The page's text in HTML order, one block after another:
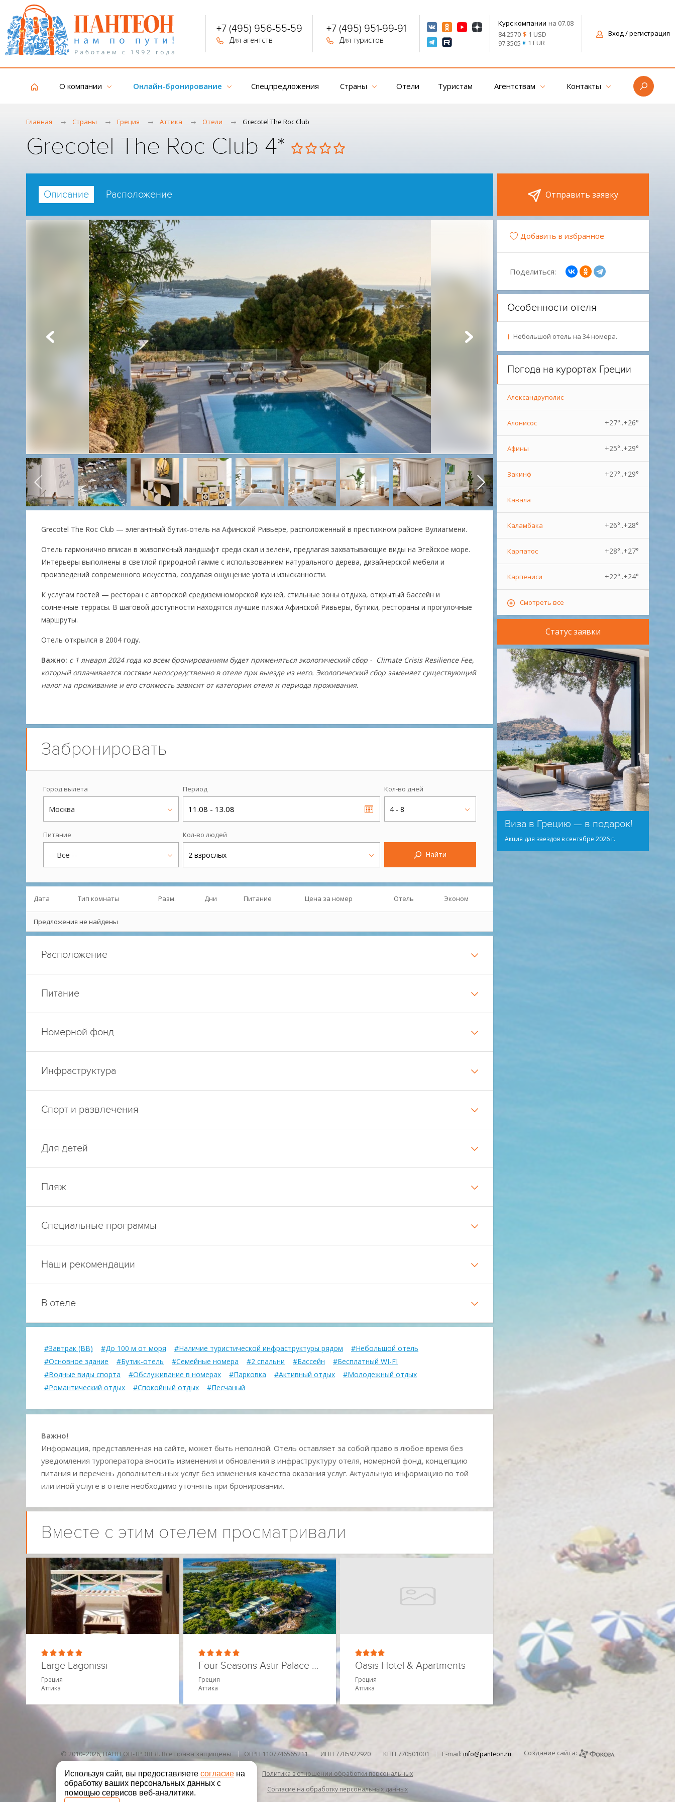
+7 (495) 956-55-59
Для агентств
+7 (495) 951-99-91
Для туристов
Курс компании на 07.08
84.2570 $ 1 USD
97.3505 €1 EUR
Вход/ регистрация
О компании Онлайн-бронирование Спецпредложения Страны Отели Туристам Агентствам Контакты
Главная Страны Греция Аттика Отели Grecotel The Roc Club
Grecotel The Roc Club 4*
Описание Расположение
Grecotel The Roc Club — элегантный бутик-отель на Афинской Ривьере, расположенный в престижном районе Вулиагмени.
Отель гармонично вписан в живописный ландшафт среди скал и зелени, предлагая захватывающие виды на Эгейское море.
Интерьеры выполнены в светлой природной гамме с использованием натурального дерева, дизайнерской мебели и
произведений современного искусства, создавая ощущение уюта и изысканности.
К услугам гостей — ресторан с авторской средиземноморской кухней, стильные зоны отдыха, открытый бассейн и
солнечные террасы. В шаговой доступности находятся лучшие пляжи Афинской Ривьеры, бутики, рестораны и прогулочные
маршруты.
Отель открылся в 2004 году.
Важно: с 1 января 2024 года ко всем бронированиям будет применяться экологический сбор - Climate Crisis Resilience Fee,
который оплачивается гостями непосредственно в отеле при выезде из него. Экологический сбор заменяет существующий
налог на проживание и его стоимость зависит от категории отеля и периода проживания.
Забронировать
Город вылета
Москва
Период
11.08 - 13.08
Кол-во дней
4 - 8
Питание
-- Все --
Кол-во людей
2 взрослых Найти
Дата Тип комнаты Разм. Дни Питание Цена за номер Отель Эконом
Предложения не найдены
Расположение
Питание
Номерной фонд
Инфраструктура
Спорт и развлечения
Для детей
Пляж
Специальные программы
Наши рекомендации
В отеле
#Завтрак (BB) #До 100 м от моря #Наличие туристической инфраструктуры рядом
#Небольшой отель
#Основное здание
#Бутик-отель #Семейные номера #2 спальни #Бассейн
#Бесплатный WI-FI
#Водные виды спорта
#Обслуживание в номерах #Парковка #Активный отдых
#Молодежный отдых
#Романтический отдых
#Спокойный отдых #Песчаный
Важно!
Информация, представленная на сайте, может быть неполной. Отель оставляет за собой право в любое время без
уведомления туроператора вносить изменения и обновления в инфраструктуру отеля, номерной фонд, концепцию
питания и перечень дополнительных услуг без изменения качества оказания услуг. Актуальную информацию по той
или иной услуге в отеле необходимо уточнять при бронировании.
Вместе с этим отелем просматривали
Large Lagonissi
Греция
Аттика
Four Seasons Astir Palace Hotel Athens
Греция
Аттика
Oasis Hotel & Apartments
Греция
Аттика
Отправить заявку
Добавить в избранное
Поделиться:
Особенности отеля
Небольшой отель на 34 номера.
Погода на курортах Греции
Александруполис
Алонисос +27°..+26°
Афины +25°..+29°
Закинф +27°..+29°
Кавала
Каламбака +26°..+28°
Карпатос +28°..+27°
Карпениси +22°..+24°
Смотреть все
Статус заявки
Виза в Грецию — в подарок!
Акция для заездов в сентябре 2026 г.
© 2010–2026, ПАНТЕОН-ТРЭВЕЛ. Все права защищены ОГРН 1107746565211 ИНН 7705922920 КПП 770501001 E-mail: info@panteon.ru Создание сайта:
Политика в отношении обработки персональных
Согласие на обработку персональных данных
Используя сайт, вы предоставляете согласие на
обработку ваших персональных данных с
помощью сервисов веб-аналитики.